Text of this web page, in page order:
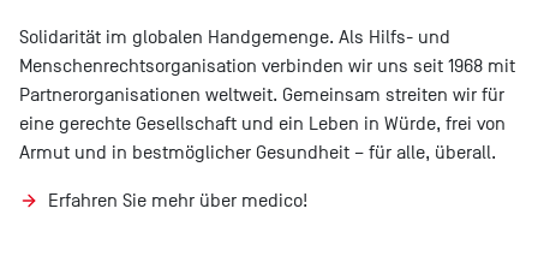
Solidarität im globalen Handgemenge. Als Hilfs- und
Menschenrechtsorganisation verbinden wir uns seit 1968 mit
Partnerorganisationen weltweit. Gemeinsam streiten wir für
eine gerechte Gesellschaft und ein Leben in Würde, frei von
Armut und in bestmöglicher Gesundheit – für alle, überall.
Erfahren Sie mehr über medico!